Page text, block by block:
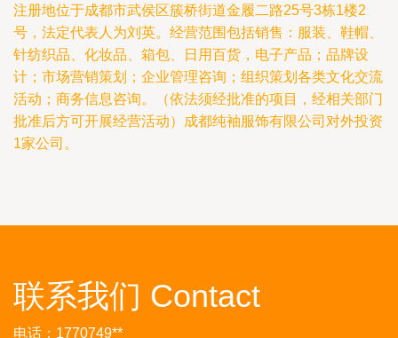
注册地位于成都市武侯区簇桥街道金履二路25号3栋1楼2
号，法定代表人为刘英。经营范围包括销售：服装、鞋帽、
针纺织品、化妆品、箱包、日用百货，电子产品；品牌设
计；市场营销策划；企业管理咨询；组织策划各类文化交流
活动；商务信息咨询。（依法须经批准的项目，经相关部门
批准后方可开展经营活动）成都纯袖服饰有限公司对外投资
1家公司。
联系我们 Contact
电话：1770749**